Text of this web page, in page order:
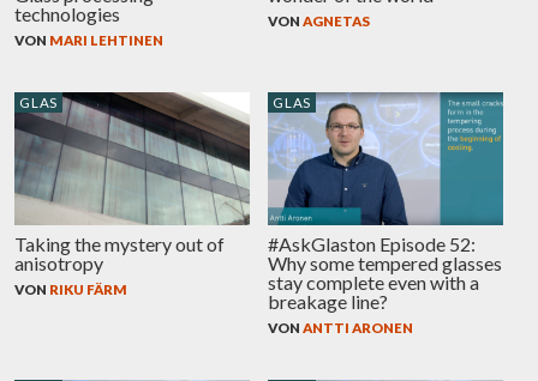
technologies
VON MARI LEHTINEN
VON AGNETAS
GLAS
Taking the mystery out of
anisotropy
VON RIKU FÄRM
GLAS
#AskGlaston Episode 52:
Why some tempered glasses
stay complete even with a
breakage line?
VON ANTTI ARONEN